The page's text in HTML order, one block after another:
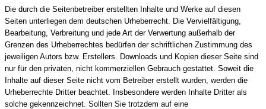
Die durch die Seitenbetreiber erstellten Inhalte und Werke auf diesen
Seiten unterliegen dem deutschen Urheberrecht. Die Vervielfältigung,
Bearbeitung, Verbreitung und jede Art der Verwertung außerhalb der
Grenzen des Urheberrechtes bedürfen der schriftlichen Zustimmung des
jeweiligen Autors bzw. Erstellers. Downloads und Kopien dieser Seite sind
nur für den privaten, nicht kommerziellen Gebrauch gestattet. Soweit die
Inhalte auf dieser Seite nicht vom Betreiber erstellt wurden, werden die
Urheberrechte Dritter beachtet. Insbesondere werden Inhalte Dritter als
solche gekennzeichnet. Sollten Sie trotzdem auf eine